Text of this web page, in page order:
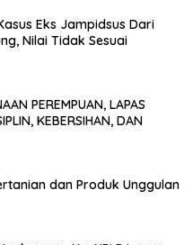
Eks Jampidsus Dari
Nilai Tidak Sesuai
PEREMPUAN, LAPAS
KEBERSIHAN, DAN
dan Produk Unggulan